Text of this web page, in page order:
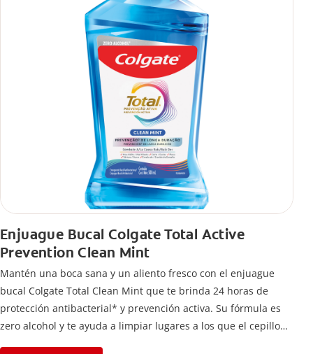
Enjuague Bucal Colgate Total Active
Prevention Clean Mint
Mantén una boca sana y un aliento fresco con el enjuague
bucal Colgate Total Clean Mint que te brinda 24 horas de
protección antibacterial* y prevención activa. Su fórmula es
zero alcohol y te ayuda a limpiar lugares a los que el cepillo